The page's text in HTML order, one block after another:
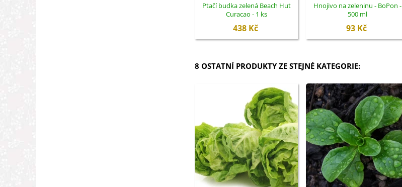
Ptačí budka zelená Beach Hut
Curacao - 1 ks
438 Kč
Hnojivo na zeleninu - BoPon -
500 ml
93 Kč
8 OSTATNÍ PRODUKTY ZE STEJNÉ KATEGORIE: